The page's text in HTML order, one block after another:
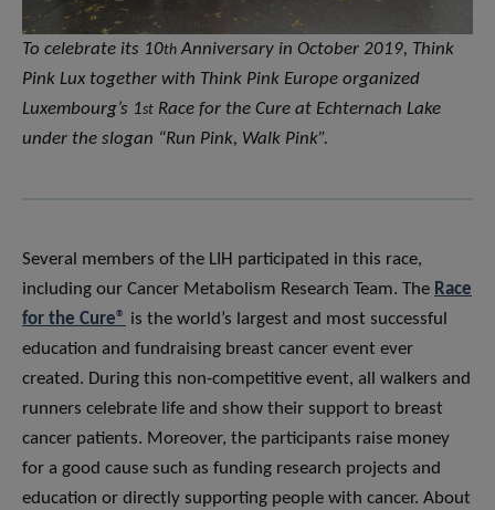
To celebrate its 10th Anniversary in October 2019, Think
Pink Lux together with Think Pink Europe organized
Luxembourg’s 1st Race for the Cure at Echternach Lake
under the slogan “Run Pink, Walk Pink”.
Several members of the LIH participated in this race,
including our Cancer Metabolism Research Team. The Race
for the Cure® is the world’s largest and most successful
education and fundraising breast cancer event ever
created. During this non-competitive event, all walkers and
runners celebrate life and show their support to breast
cancer patients. Moreover, the participants raise money
for a good cause such as funding research projects and
education or directly supporting people with cancer. About